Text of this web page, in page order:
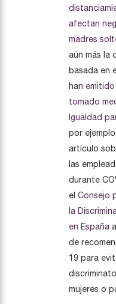
afectan
madres
aún más la
basada en
han
tomado
Igualdad
por
artículo
las
durante
el Consejo
la
en España
de
19 para
mujeres o